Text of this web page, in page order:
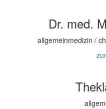
Dr. med.
allgemeinmedizin /